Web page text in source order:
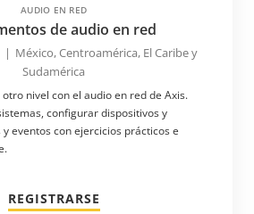
AUDIO EN RED
de audio en red
| México, Centroamérica, El Caribe y
Sudamérica
nivel con el audio en red de Axis.
configurar dispositivos y
eventos con ejercicios prácticos e
REGISTRARSE